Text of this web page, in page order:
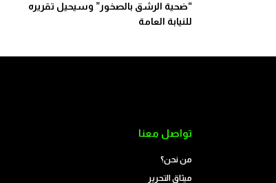
“ضحية الرشق بالصخور” وسيحيل تقريره
للنيابة العامة
تواصل معنا
من نحن؟
ميثاق التحرير